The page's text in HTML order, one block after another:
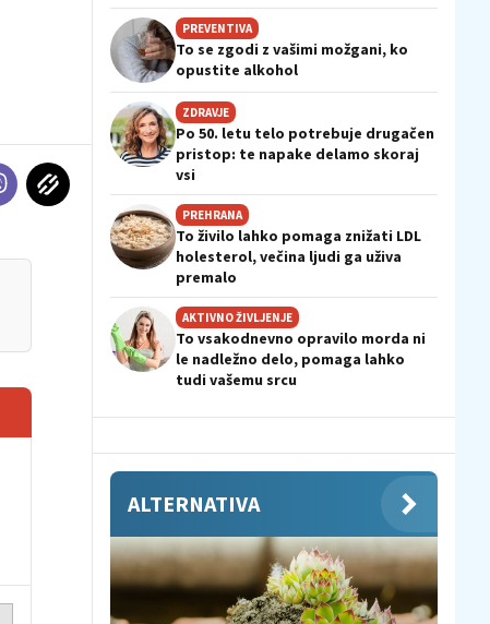
PREVENTIVA
To se zgodi z vašimi možgani, ko
opustite alkohol
ZDRAVJE
Po 50. letu telo potrebuje drugačen
pristop: te napake delamo skoraj
vsi
PREHRANA
To živilo lahko pomaga znižati LDL
holesterol, večina ljudi ga uživa
premalo
AKTIVNO ŽIVLJENJE
To vsakodnevno opravilo morda ni
le nadležno delo, pomaga lahko
tudi vašemu srcu
ALTERNATIVA